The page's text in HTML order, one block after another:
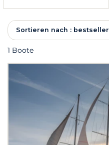
Sortieren nach : bestseller
1 Boote